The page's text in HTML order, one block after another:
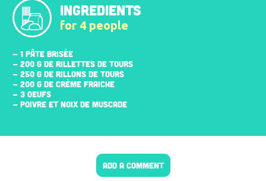
INGREDIENTS
for 4 people
- 1 PÂTE BRISÉE
- 200 G DE RILLETTES DE TOURS
- 250 G DE RILLONS DE TOURS
- 200 G DE CRÈME FRAICHE
- 3 ŒUFS
- POIVRE ET NOIX DE MUSCADE
ADD A COMMENT